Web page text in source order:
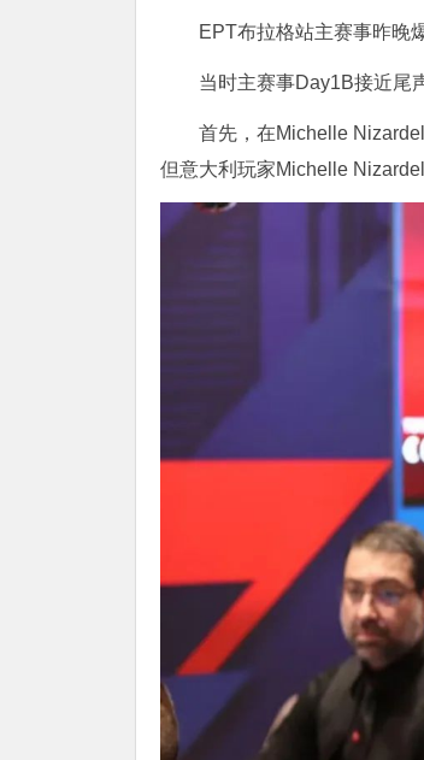
EPT布拉格站主赛事昨晚
当时主赛事Day1B接近尾
首先，在Michelle
但意大利玩家Michelle